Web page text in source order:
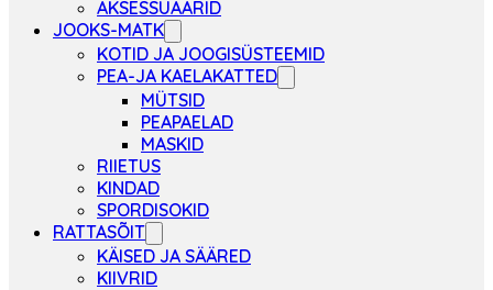
AKSESSUAARID
JOOKS-MATK
KOTID JA JOOGISÜSTEEMID
PEA-JA KAELAKATTED
MÜTSID
PEAPAELAD
MASKID
RIIETUS
KINDAD
SPORDISOKID
RATTASÕIT
KÄISED JA SÄÄRED
KIIVRID